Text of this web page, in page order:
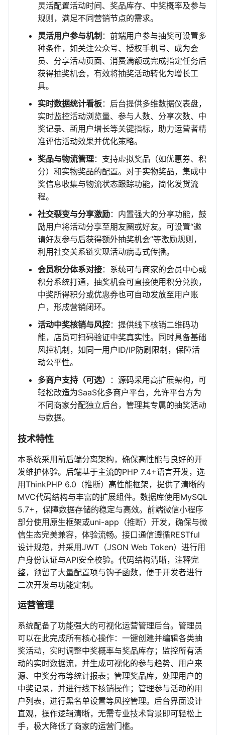
灵活配置活动时间、奖品库存、中奖概率及参与
规则，满足不同营销节点的需求。
灵活用户参与机制 ：前端用户参与抽奖可设置多
种条件，如关注公众号、授权手机号、成为会
员、分享活动页面、消费满额或完成指定任务后
获得抽奖机会，有效将抽奖活动转化为增长工
具。
实时数据统计看板：后台提供多维数据仪表盘，
实时监控活动浏览量、参与人数、分享次数、中
奖记录、新用户增长等关键指标，助力运营者精
准评估活动效果并优化策略。
奖品与物流管理：支持虚拟奖品（如优惠券、积
分）和实物奖品的配置。对于实物奖品，集成中
奖信息收集与物流状态跟踪功能，简化发货流
程。
社交裂变与分享激励：内置强大的分享功能，鼓
励用户将活动分享至朋友圈或好友。可设置“邀
请好友参与后获得额外抽奖机会”等激励规则，
利用社交关系链实现活动病毒式传播。
会员积分体系对接：系统可与商家的会员中心或
积分系统打通，抽奖机会可直接使用积分兑换，
中奖所得积分或优惠券也可自动发放至用户账
户，形成营销闭环。
活动中奖核销与风控：提供线下核销二维码功
能，店员可扫码验证中奖真实性。同时具备基础
风控机制，如同一用户ID/IP防刷限制，保障活
动公平性。
多商户支持（可选）
：源码采用高扩展架构，可
轻松改造为SaaS化多商户平台，允许平台方为
不同商家分配独立后台，管理其专属的抽奖活动
与数据。
技术特性
本系统采用前后端分离架构，确保高性能与良好的开
发维护体验。后端基于主流的PHP 7.4+语言开发，选
用ThinkPHP 6.0（推断）高性能框架，提供了清晰的
MVC代码结构与丰富的扩展组件。数据库使用MySQL
5.7+，保障数据存储的稳定与高效。前端微信小程序
部分使用原生框架或uni-app（推断）开发，确保与微
信生态完美兼容，体验流畅。接口通信遵循RESTful
设计规范，并采用JWT（JSON Web Token）进行用
户身份认证与API安全校验。代码结构清晰，注释完
整，预留了大量配置项与钩子函数，便于开发者进行
二次开发与功能定制。
运营管理
系统配备了功能强大的可视化运营管理后台。管理员
可以在此完成所有核心操作：一键创建并编辑各类抽
奖活动，实时调整中奖概率与奖品库存；监控所有活
动的实时数据流，并生成可视化的参与趋势、用户来
源、中奖分布等统计报表；管理奖品库，处理用户的
中奖记录，并进行线下核销操作；管理参与活动的用
户列表，进行黑名单设置等风控管理。后台界面设计
直观，操作逻辑清晰，无需专业技术背景即可轻松上
手，极大降低了商家的运营门槛。